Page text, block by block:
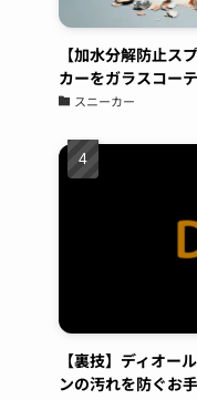
のスニー
いやとい
たいと思
は、多
ると思
や、説明
ングをお
ブ、
【加水分解防止ス
カーをガラスコー
スニーカー
【裏技】ディオー
ンの汚れを防ぐお